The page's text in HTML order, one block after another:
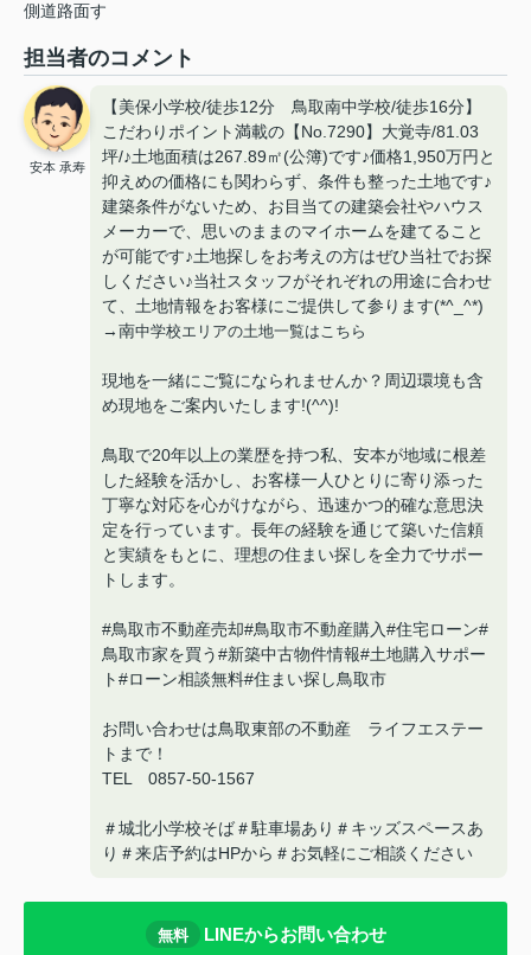
側道路面す
担当者のコメント
安本 承寿
【美保小学校/徒歩12分 鳥取南中学校/徒歩16分】
こだわりポイント満載の【No.7290】大覚寺/81.03
坪/♪土地面積は267.89㎡(公簿)です♪価格1,950万円と
抑えめの価格にも関わらず、条件も整った土地です♪
建築条件がないため、お目当ての建築会社やハウス
メーカーで、思いのままのマイホームを建てること
が可能です♪土地探しをお考えの方はぜひ当社でお探
しください♪当社スタッフがそれぞれの用途に合わせ
て、土地情報をお客様にご提供して参ります(*^_^*)
→南中学校エリアの土地一覧はこちら
現地を一緒にご覧になられませんか？周辺環境も含
め現地をご案内いたします!(^^)!
鳥取で20年以上の業歴を持つ私、安本が地域に根差
した経験を活かし、お客様一人ひとりに寄り添った
丁寧な対応を心がけながら、迅速かつ的確な意思決
定を行っています。長年の経験を通じて築いた信頼
と実績をもとに、理想の住まい探しを全力でサポー
トします。
#鳥取市不動産売却#鳥取市不動産購入#住宅ローン#
鳥取市家を買う#新築中古物件情報#土地購入サポー
ト#ローン相談無料#住まい探し鳥取市
お問い合わせは鳥取東部の不動産 ライフエステー
トまで！
TEL 0857-50-1567
＃城北小学校そば＃駐車場あり＃キッズスペースあ
り＃来店予約はHPから＃お気軽にご相談ください
無料 LINEからお問い合わせ